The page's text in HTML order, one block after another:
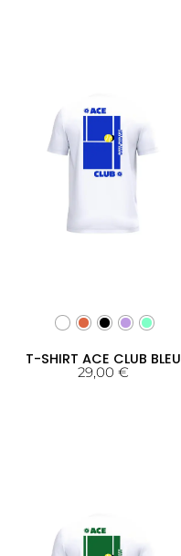
T-SHIRT ACE CLUB BLEU
29,00 €